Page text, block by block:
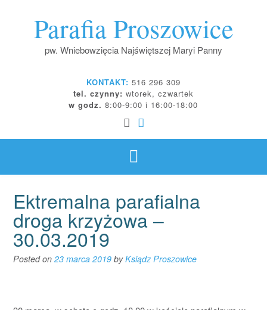
Parafia Proszowice
pw. Wniebowzięcia Najświętszej Maryi Panny
KONTAKT: 516 296 309
tel. czynny: wtorek, czwartek
w godz. 8:00-9:00 i 16:00-18:00
Ektremalna parafialna
droga krzyżowa –
30.03.2019
Posted on 23 marca 2019 byKsiądz Proszowice